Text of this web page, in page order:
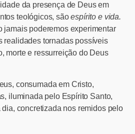
da presença de Deus em
teológicos, sãoespírito e vida.
jamais poderemos experimentar
realidades tornadas possíveis
morte e ressurreição do Deus
consumada em Cristo,
iluminada pelo Espírito Santo,
concretizada nos remidos pelo